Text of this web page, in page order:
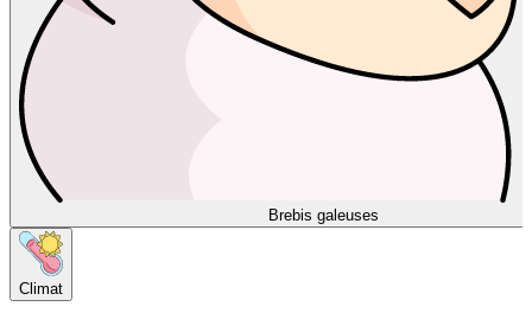
Brebis galeuses
Climat